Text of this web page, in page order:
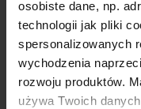
osobiste dane, np.
technologii jak pliki
spersonalizowanych
wychodzenia
rozwoju produktów.
używa Twoich
DYWAN